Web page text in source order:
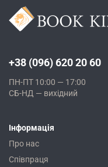
+38 (096) 620 20 60
ПН-ПТ 10:00 — 17:00
СБ-НД — вихідний
Інформація
Про нас
Співпраця